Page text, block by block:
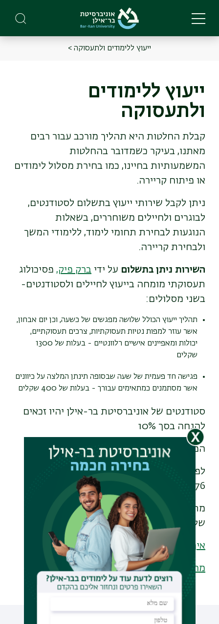
main
ייעוץ ללימודים ולתעסוקה >
ייעוץ ללימודים
ולתעסוקה
קבלת החלטות היא תהליך מורכב עבור רבים
מאתנו, בעיקר כשמדובר בהחלטות
המשמעותיות בחיינו, כמו בחירת מסלול לימודים
או פיתוח קריירה.
ניתן לקבל שירותי ייעוץ בתשלום לסטודנטים,
לבוגרים ולחיילים משוחררים, בשאלות
הנוגעות לבחירת תחומי לימוד, ללימודי המשך
ולבחירת קריירה.
השירות ניתן בתשלום על ידי ברק פיק, פסיכולוג
תעסוקתי מומחה בייעוץ לחיילים ולסטודנטים-
בשני מסלולים:
תהליך ייעוץ הכולל שלושה מפגשים של כשעה, וכן יום אבחון,
אשר עוזר למפות נטיות תעסוקתיות, צרכים תעסוקתיים,
יכולות ומאפיינים אישיים רלוונטיים - בעלות של 1300
שקלים
פגישה חד פעמית של שעה שבסופה תינתן המלצה על כיוונים
אשר מסתמנים כמתאימים עבורך - בעלות של 400 שקלים
סטודנטים של אוניברסיטת בר-אילן יהיו זכאים
להנחה בסך 10%
הפגישות יערכו בזום.
לפרטים וליצירת קשר: 054-
4610476,
barakpick@gmail.com
מתלבטים איך לבחור את תחום הלימודים
שלכם? האזינו לפודקאסטים מאת ברק פיק
איך בוחרים תחום לימודים
מה משפיע על בחירת מסלול הלימודים